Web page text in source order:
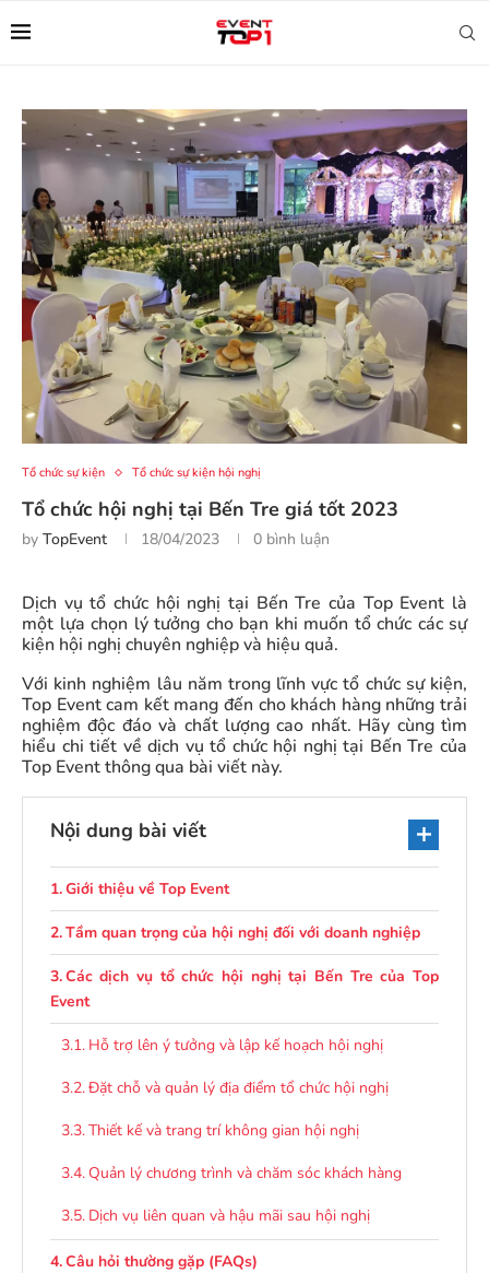
Tổ chức sự kiện Tổ chức sự kiện hội nghị
Tổ chức hội nghị tại Bến Tre giá tốt 2023
by TopEvent 18/04/2023 0 bình luận
Dịch vụ tổ chức hội nghị tại Bến Tre của Top Event là
một lựa chọn lý tưởng cho bạn khi muốn tổ chức các sự
kiện hội nghị chuyên nghiệp và hiệu quả.
Với kinh nghiệm lâu năm trong lĩnh vực tổ chức sự kiện,
Top Event cam kết mang đến cho khách hàng những trải
nghiệm độc đáo và chất lượng cao nhất. Hãy cùng tìm
hiểu chi tiết về dịch vụ tổ chức hội nghị tại Bến Tre của
Top Event thông qua bài viết này.
Nội dung bài viết
Giới thiệu về Top Event
Tầm quan trọng của hội nghị đối với doanh nghiệp
Các dịch vụ tổ chức hội nghị tại Bến Tre của Top
Event
Hỗ trợ lên ý tưởng và lập kế hoạch hội nghị
Đặt chỗ và quản lý địa điểm tổ chức hội nghị
Thiết kế và trang trí không gian hội nghị
Quản lý chương trình và chăm sóc khách hàng
Dịch vụ liên quan và hậu mãi sau hội nghị
Câu hỏi thường gặp (FAQs)